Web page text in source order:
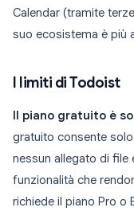
Calendar (tramite
suo ecosistema è più
I limiti di Todoist
Il piano gratuito è
gratuito consente
nessun allegato di file
funzionalità che
richiede il piano Pro o